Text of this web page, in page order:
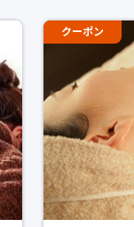
クーポン